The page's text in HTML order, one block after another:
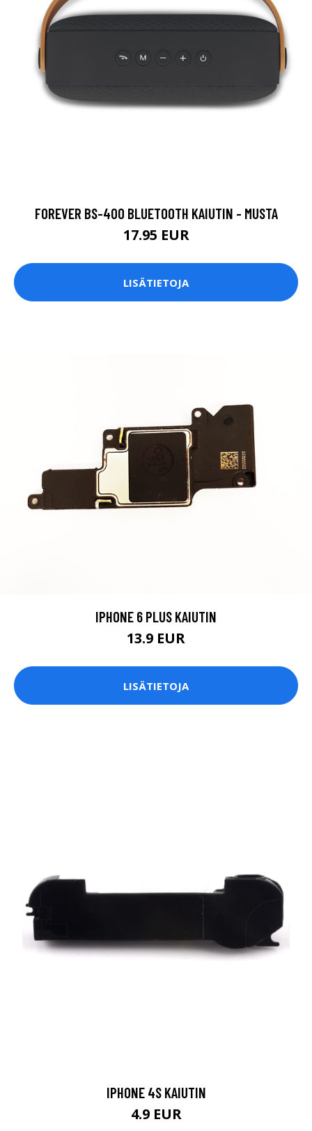
FOREVER BS-400 BLUETOOTH KAIUTIN - MUSTA
17.95 EUR
LISÄTIETOJA
IPHONE 6 PLUS KAIUTIN
13.9 EUR
LISÄTIETOJA
IPHONE 4S KAIUTIN
4.9 EUR